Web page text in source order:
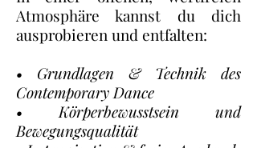
Atmosphäre kannst du dich
ausprobieren und entfalten:
• Grundlagen & Technik des
Contemporary Dance
• Körperbewusstsein und
Bewegungsqualität